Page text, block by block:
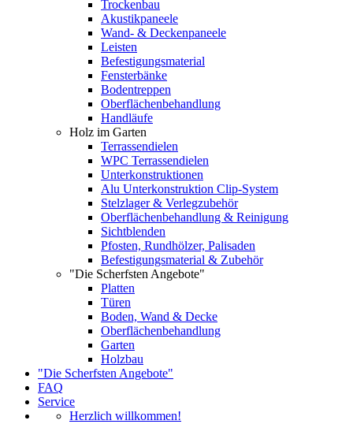
Trockenbau
Akustikpaneele
Wand- & Deckenpaneele
Leisten
Befestigungsmaterial
Fensterbänke
Bodentreppen
Oberflächenbehandlung
Handläufe
Holz im Garten
Terrassendielen
WPC Terrassendielen
Unterkonstruktionen
Alu Unterkonstruktion Clip-System
Stelzlager & Verlegzubehör
Oberflächenbehandlung & Reinigung
Sichtblenden
Pfosten, Rundhölzer, Palisaden
Befestigungsmaterial & Zubehör
"Die Scherfsten Angebote"
Platten
Türen
Boden, Wand & Decke
Oberflächenbehandlung
Garten
Holzbau
"Die Scherfsten Angebote"
FAQ
Service
Herzlich willkommen!